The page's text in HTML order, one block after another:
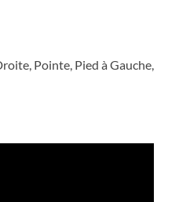
Pointe, Pied à Gauche,